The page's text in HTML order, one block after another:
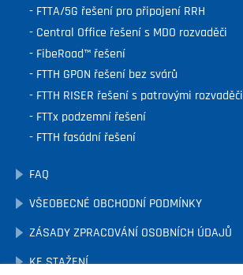
FTTA/5G řešení pro připojení RRH
Central Office řešení s MDO rozvaděči
FibeRoad™ řešení
FTTH GPON řešení bez svárů
FTTH RISER řešení s patrovými rozvaděči
FTTx podzemní řešení
FTTH fasádní řešení
FAQ
VŠEOBECNÉ OBCHODNÍ PODMÍNKY
ZÁSADY ZPRACOVÁNÍ OSOBNÍCH ÚDAJŮ
KE STAŽENÍ